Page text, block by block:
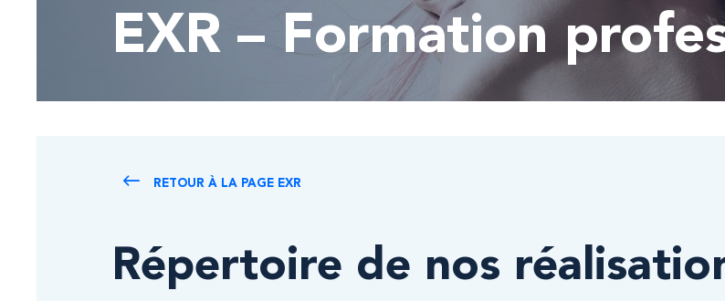
EXR – Formation
RETOUR À LA PAGE EXR
Répertoire de nos